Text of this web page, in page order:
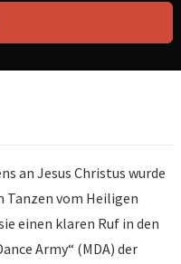
an Jesus Christus wurde
Tanzen vom Heiligen
einen klaren Ruf in den
Army“ (MDA) der